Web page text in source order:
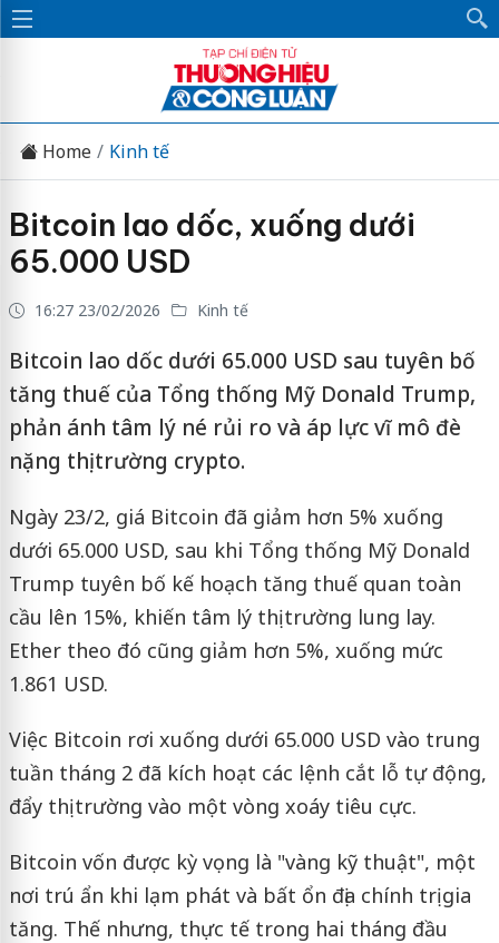
Home Kinh tế
Bitcoin lao dốc, xuống dưới
65.000 USD
16:27 23/02/2026 Kinh tế
Bitcoin lao dốc dưới 65.000 USD sau tuyên bố
tăng thuế của Tổng thống Mỹ Donald Trump,
phản ánh tâm lý né rủi ro và áp lực vĩ mô đè
nặng thị trường crypto.
Ngày 23/2, giá Bitcoin đã giảm hơn 5% xuống
dưới 65.000 USD, sau khi Tổng thống Mỹ Donald
Trump tuyên bố kế hoạch tăng thuế quan toàn
cầu lên 15%, khiến tâm lý thị trường lung lay.
Ether theo đó cũng giảm hơn 5%, xuống mức
1.861 USD.
Việc Bitcoin rơi xuống dưới 65.000 USD vào trung
tuần tháng 2 đã kích hoạt các lệnh cắt lỗ tự động,
đẩy thị trường vào một vòng xoáy tiêu cực.
Bitcoin vốn được kỳ vọng là "vàng kỹ thuật", một
nơi trú ẩn khi lạm phát và bất ổn địa chính trị gia
tăng. Thế nhưng, thực tế trong hai tháng đầu